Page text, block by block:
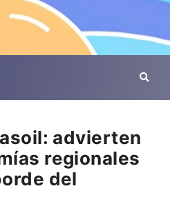
advierten
regionales
del